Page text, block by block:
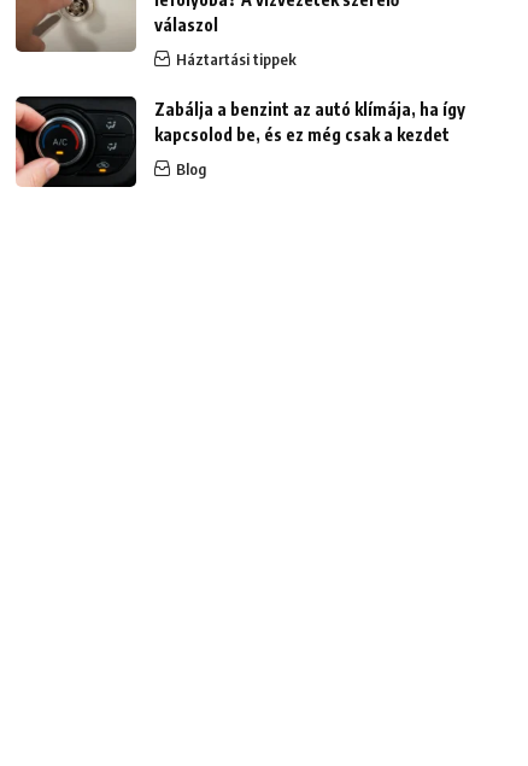
válaszol
Háztartási tippek
Zabálja a benzint az autó klímája, ha így
kapcsolod be, és ez még csak a kezdet
Blog